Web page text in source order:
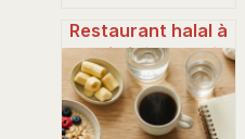
Restaurant halal à
proximité : les clés
pour choisir une
adresse de
confiance